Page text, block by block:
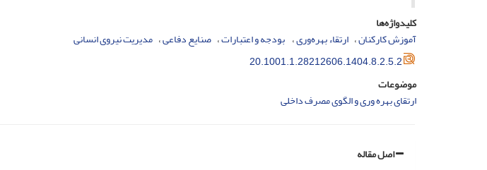
کلیدواژه‌ها
آموزش کارکنان ارتقاء بهره‌وری ‌ بودجه و اعتبارات صنایع دفاعی مدیریت نیروی انسانی
20.1001.1.28212606.1404.8.2.5.2
موضوعات
ارتقای بهره وری و الگوی مصرف داخلی
اصل مقاله